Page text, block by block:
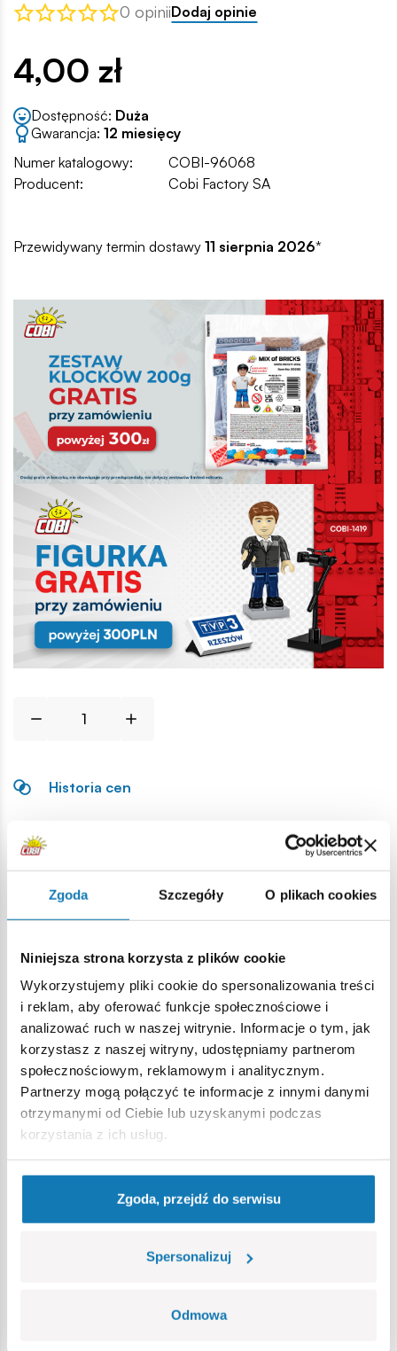
Zgoda Szczegóły O plikach cookies
Niniejsza strona korzysta z plików cookie
Wykorzystujemy pliki cookie do spersonalizowania treści
i reklam, aby oferować funkcje społecznościowe i
analizować ruch w naszej witrynie. Informacje o tym, jak
korzystasz z naszej witryny, udostępniamy partnerom
społecznościowym, reklamowym i analitycznym.
Partnerzy mogą połączyć te informacje z innymi danymi
otrzymanymi od Ciebie lub uzyskanymi podczas
korzystania z ich usług.
Zgoda, przejdź do serwisu
Spersonalizuj
Odmowa
0 opiniiDodaj opinie
4,00 zł
Dostępność: Duża
Gwarancja: 12 miesięcy
Numer katalogowy:
COBI-96068
Producent:
Cobi Factory SA
Przewidywany termin dostawy 11 sierpnia 2026*
Historia cen
Opis
Lokalizacja produktu:
Ostrzeżenie
Nieodpowiednie dla dzieci w wieku poniżej 3 lat. Zawiera
małe części, które mogą zostać połknięte lub wchłonięte
(ryzyko zadławienia). Zalecamy zachowanie opakowania w
celach informacyjnych. Zachowuje się prawo do zmiany
kolorów i szczegółów technicznych.
Bestsellery w kategorii